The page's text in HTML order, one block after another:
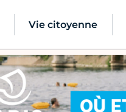
Vie citoyenne